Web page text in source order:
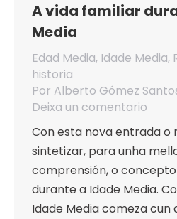
A vida familiar
Media
Edad Media, Idade Media,
historia
Por Alberto Gómez
Deixa un comentario
Con esta nova entrada o
sintetizar, para unha
comprensión, o
durante a Idade Media.
Idade Media comeza